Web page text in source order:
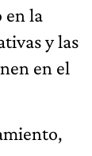
en la
y las
en el